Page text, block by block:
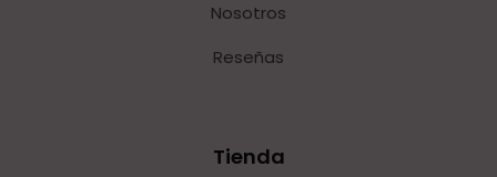
Nosotros
Reseñas
Tienda